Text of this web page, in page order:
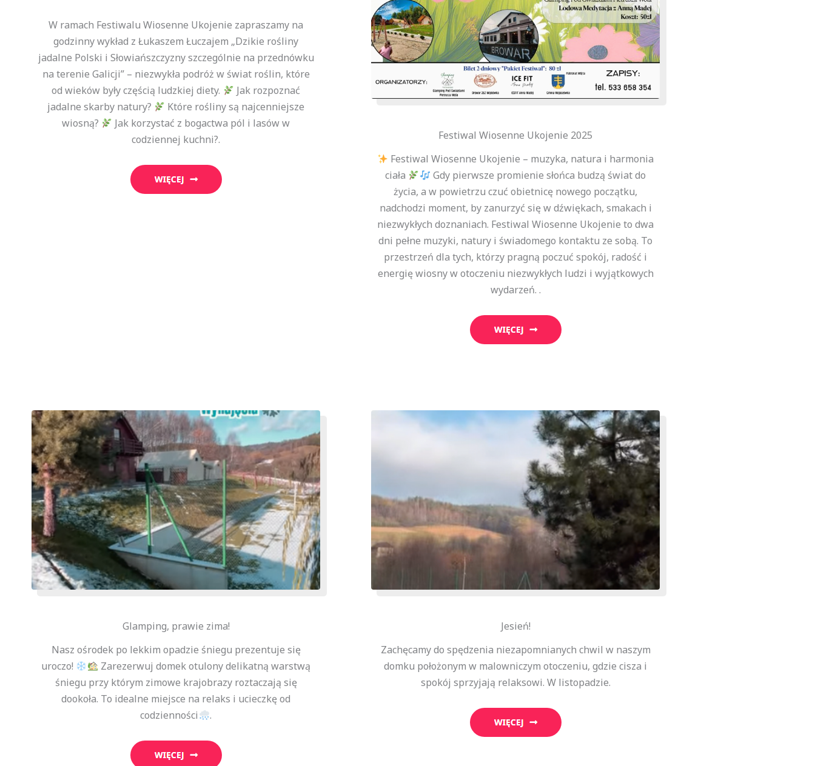
W ramach Festiwalu Wiosenne Ukojenie zapraszamy na
godzinny wykład z Łukaszem Łuczajem „Dzikie rośliny
jadalne Polski i Słowiańszczyzny szczególnie na przednówku
na terenie Galicji” – niezwykła podróż w świat roślin, które
od wieków były częścią ludzkiej diety.
Jak rozpoznać
jadalne skarby natury?
Które rośliny są najcenniejsze
wiosną?
Jak korzystać z bogactwa pól i lasów w
codziennej kuchni?.
Festiwal Wiosenne Ukojenie 2025
Festiwal Wiosenne Ukojenie – muzyka, natura i harmonia
ciała
Gdy pierwsze promienie słońca budzą świat do
życia, a w powietrzu czuć obietnicę nowego początku,
nadchodzi moment, by zanurzyć się w dźwiękach, smakach i
niezwykłych doznaniach. Festiwal Wiosenne Ukojenie to dwa
dni pełne muzyki, natury i świadomego kontaktu ze sobą. To
przestrzeń dla tych, którzy pragną poczuć spokój, radość i
energię wiosny w otoczeniu niezwykłych ludzi i wyjątkowych
wydarzeń. .
Glamping, prawie zima!
Nasz ośrodek po lekkim opadzie śniegu prezentuje się
uroczo!
Zarezerwuj domek otulony delikatną warstwą
śniegu przy którym zimowe krajobrazy roztaczają się
dookoła. To idealne miejsce na relaks i ucieczkę od
codzienności
.
Jesień!
Zachęcamy do spędzenia niezapomnianych chwil w naszym
domku położonym w malowniczym otoczeniu, gdzie cisza i
spokój sprzyjają relaksowi. W listopadzie.